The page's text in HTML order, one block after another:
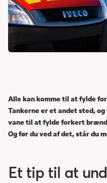
Alle kan komme til at fylde
Tankerne er et andet sted,
vane til at fylde forkert
Og før du ved af det, står du
Et tip til at